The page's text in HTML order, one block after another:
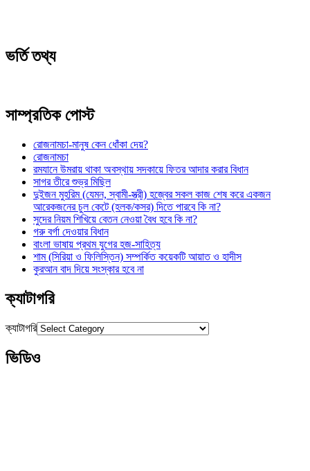
ভর্তি তথ্য
সাম্প্রতিক পোস্ট
রোজনামচা-মানুষ কেন ধোঁকা দেয়?
রোজনামচা
রমযানে উমরায় থাকা অবস্থায় সদকায়ে ফিতর আদার করার বিধান
সাগর তীরে শুভ্র মিছিল
দুইজন মুহরিম (যেমন, স্বামী-স্ত্রী) হজ্বের সকল কাজ শেষ করে একজন
আরেকজনের চুল কেটে (হলক/কসর) দিতে পারবে কি না?
সুদের নিয়ম শিখিয়ে বেতন নেওয়া বৈধ হবে কি না?
গরু বর্গা দেওয়ার বিধান
বাংলা ভাষায় প্রথম যুগের হজ-সাহিত্য
শাম (সিরিয়া ও ফিলিস্তিন) সম্পর্কিত কয়েকটি আয়াত ও হাদীস
কুরআন বাদ দিয়ে সংস্কার হবে না
ক্যাটাগরি
ক্যাটাগরি
ভিডিও